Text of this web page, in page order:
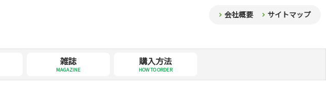
会社概要 サイトマップ
雑誌
MAGAZINE
購入方法
HOW TO ORDER